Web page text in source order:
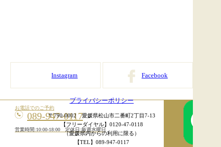
Instagram Facebook
プライバシーポリシー
〒790-0002 愛媛県松山市二番町2丁目7-13
【フリーダイヤル】0120-47-0118
（愛媛県内からの利用に限る）
【TEL】089-947-0117
お電話でのご予約
089-947-0117
営業時間:10:00-18:00 定休日:毎週水曜日